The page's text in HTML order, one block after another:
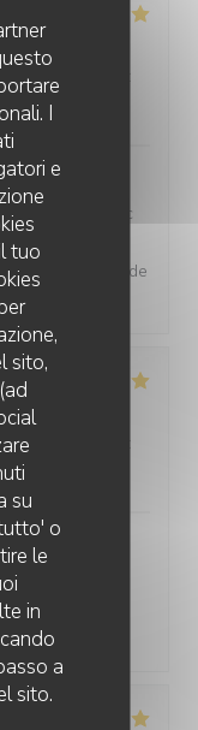
I
e
tuo
sito,
su
o
le
in
a
sito.
Qualità / Prezzo
savoureux avec
présentation.
Je recommande
Qualità / Prezzo
is always a
feel
we always